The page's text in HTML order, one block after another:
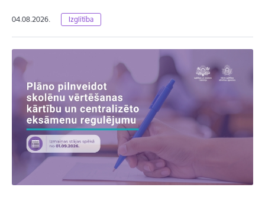
04.08.2026. Izglītība